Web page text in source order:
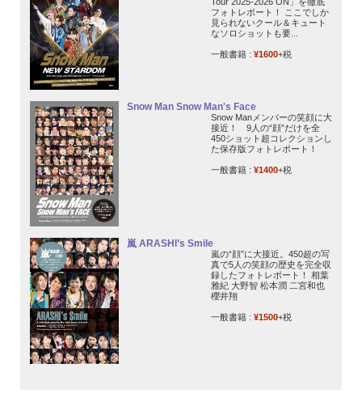
フォトレポート！ ここでしか
見られないクール＆キュート
なソロショットも要...
一般書籍 : ¥1600+税
Snow Man Snow Man's Face
Snow Manメンバーの笑顔に大
接近！ 9人の“顔”だけを全
450ショット超コレクションし
た保存版フォトレポート！
一般書籍 : ¥1400+税
嵐 ARASHI’s Smile
嵐の“顔”に大接近。450超の写
真で5人の笑顔の歴史を完全収
録したフォトレポート！ 相葉
雅紀 大野智 松本潤 二宮和也
櫻井翔
一般書籍 : ¥1500+税